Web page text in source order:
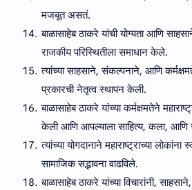
मजबूत असतं.
बाळासाहेब ठाकरे यांची योग्यता आणि
राजकीय परिस्थितीला समाधान केले.
त्यांच्या साहसाने, संकल्पनाने, आणि
प्रकारची नेतृत्व स्थापन केली.
बाळासाहेब ठाकरे यांच्या कर्मक्षमतेने
केली आणि आपल्याला साहित्य, कला, आणि
त्यांच्या योगदानाने महाराष्ट्राच्या
सामाजिक सद्भावना वाढविले.
बाळासाहेब ठाकरे यांच्या विचारांनी,